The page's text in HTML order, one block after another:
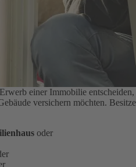
einer Immobilie entscheiden,
versichern möchten.
oder